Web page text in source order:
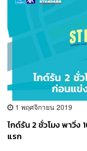
1 พฤศจิกายน 2019
ไกด์รัน 2 ชั่วโมง พาวิ่ง
แรก